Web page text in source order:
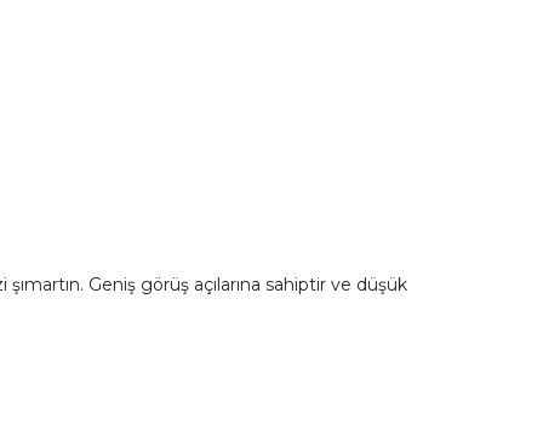
Geniş görüş açılarına sahiptir ve düşük